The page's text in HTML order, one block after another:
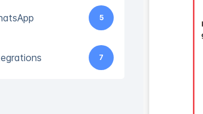
5
7